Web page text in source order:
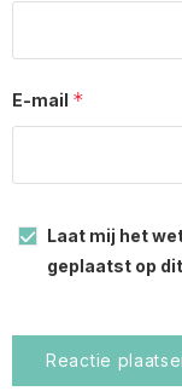
E-mail *
Laat mij het
geplaatst op